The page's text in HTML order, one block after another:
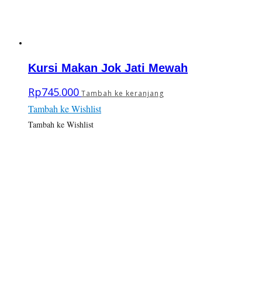
Kursi Makan Jok Jati Mewah
Rp745.000 Tambah ke keranjang
Tambah ke Wishlist
Tambah ke Wishlist